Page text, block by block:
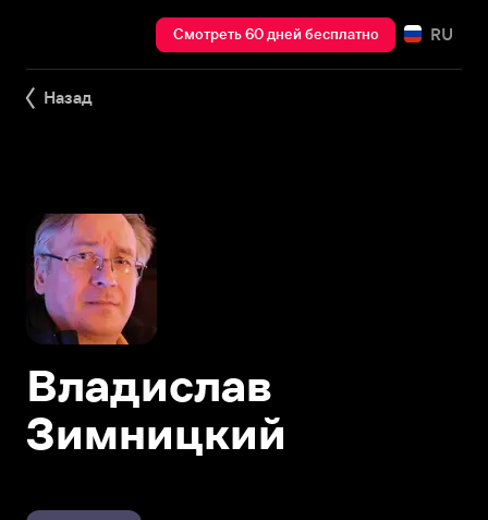
Смотреть 60 дней бесплатно RU
Назад
Владислав
Зимницкий